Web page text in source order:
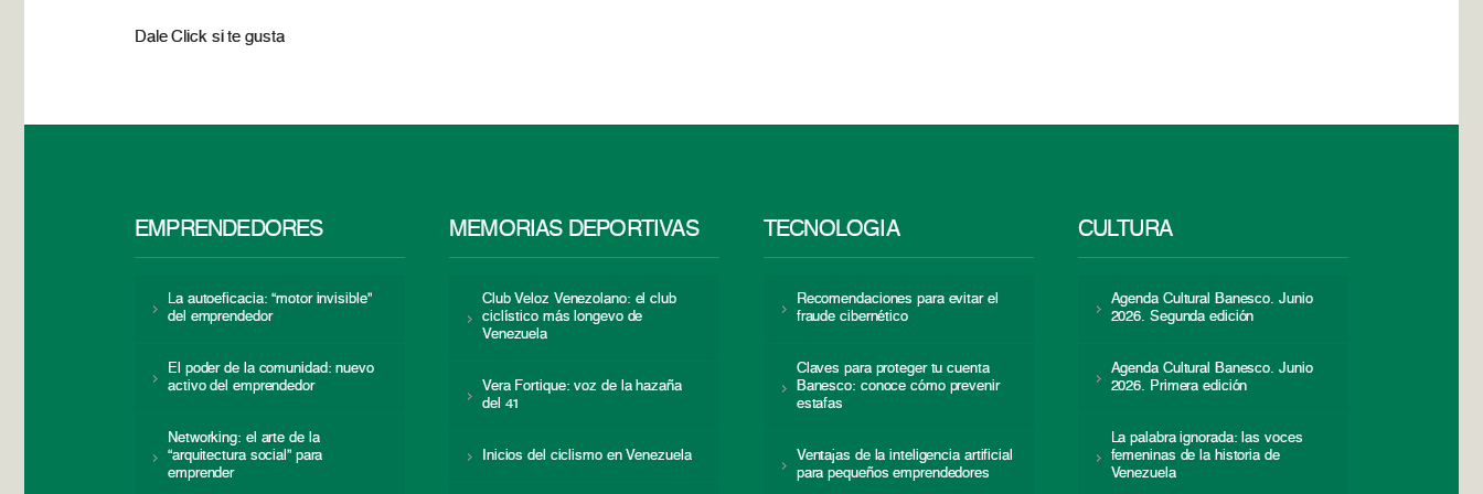
Dale Click si te gusta
EMPRENDEDORES
La autoeficacia: “motor invisible”
del emprendedor
El poder de la comunidad: nuevo
activo del emprendedor
Networking: el arte de la
“arquitectura social” para
emprender
MEMORIAS DEPORTIVAS
Club Veloz Venezolano: el club
ciclístico más longevo de
Venezuela
Vera Fortique: voz de la hazaña
del 41
Inicios del ciclismo en Venezuela
TECNOLOGÍA
Recomendaciones para evitar el
fraude cibernético
Claves para proteger tu cuenta
Banesco: conoce cómo prevenir
estafas
Ventajas de la inteligencia artificial
para pequeños emprendedores
CULTURA
Agenda Cultural Banesco. Junio
2026. Segunda edición
Agenda Cultural Banesco. Junio
2026. Primera edición
La palabra ignorada: las voces
femeninas de la historia de
Venezuela